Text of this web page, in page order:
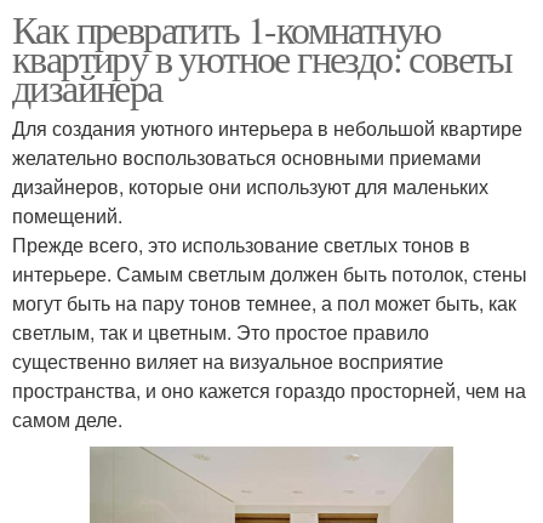
Как превратить 1-комнатную
квартиру в уютное гнездо: советы
дизайнера
Для создания уютного интерьера в небольшой квартире
желательно воспользоваться основными приемами
дизайнеров, которые они используют для маленьких
помещений.
Прежде всего, это использование светлых тонов в
интерьере. Самым светлым должен быть потолок, стены
могут быть на пару тонов темнее, а пол может быть, как
светлым, так и цветным. Это простое правило
существенно виляет на визуальное восприятие
пространства, и оно кажется гораздо просторней, чем на
самом деле.